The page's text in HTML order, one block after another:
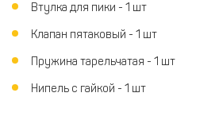
Втулка для пики - 1 шт
Клапан пятаковый - 1 шт
Пружина тарельчатая - 1 шт
Нипель с гайкой - 1 шт